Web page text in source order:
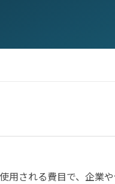
用される費目で、企業